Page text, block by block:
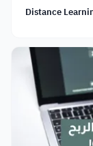
Distance